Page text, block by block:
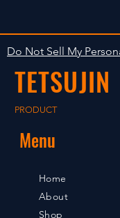
The occasion with
shipped in 2-5
foreign countries
after payment
Do Not Sell My
TETSUJIN
PRODUCT
Menu
Home
About
Shop